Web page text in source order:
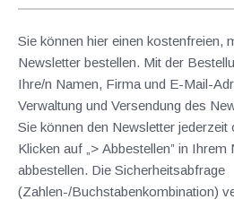
Sie können hier einen kostenfreien,
Newsletter bestellen. Mit der
Ihre/n Namen, Firma und E-Mail-
Verwaltung und Versendung des
Sie können den Newsletter jederzeit
Klicken auf „> Abbestellen” in Ihrem
abbestellen. Die Sicherheitsabfrage
(Zahlen-/Buchstabenkombination)